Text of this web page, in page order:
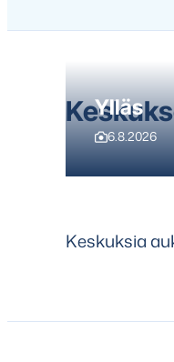
Ylläs
6.8.2026
Keskuksia